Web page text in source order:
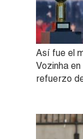
Así fue el
Vozinha
refuerzo